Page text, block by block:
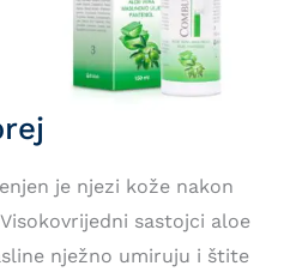
je njezi kože nakon
sastojci aloe
nježno umiruju i štite